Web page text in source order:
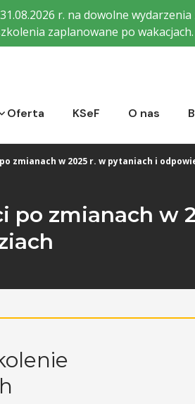
r. na dowolne
zaplanowane po
Oferta KSeF O nas
zmianach w 2025 r. w pytaniach i
po zmianach w